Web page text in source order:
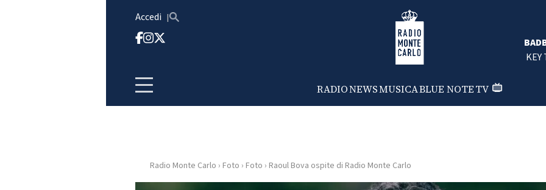
Accedi Radio Monte Carlo
RADIONEWSMUSICABLUE NOTETV
KEY
HOMERadio Monte Carlo › Foto › Foto › Raoul Bova ospite di Radio Monte Carlo